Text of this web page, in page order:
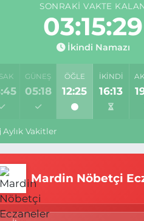
SONRAKI VAKTE
03:15:29
İkindi Namazı
GÜNEŞ
05:18
ÖĞLE
12:25
İKINDI
16:13
Aylık Vakitler
Mardin Nöbetçi